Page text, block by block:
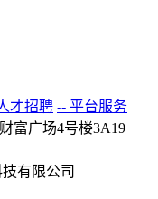
才招聘 -- 平台服务
富广场4号楼3A19
有限公司